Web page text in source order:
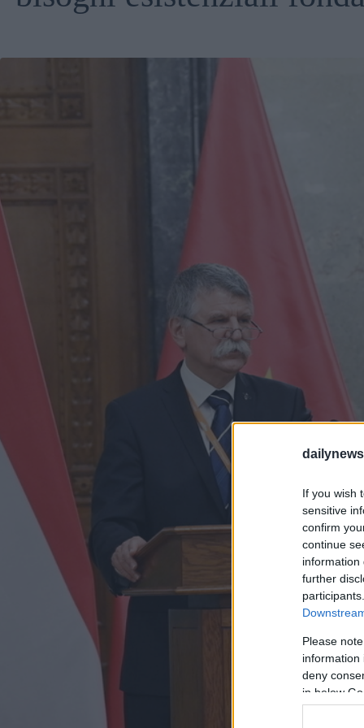
If you wish
sensitive
confirm
continue
information
further
Please
information
deny
in below